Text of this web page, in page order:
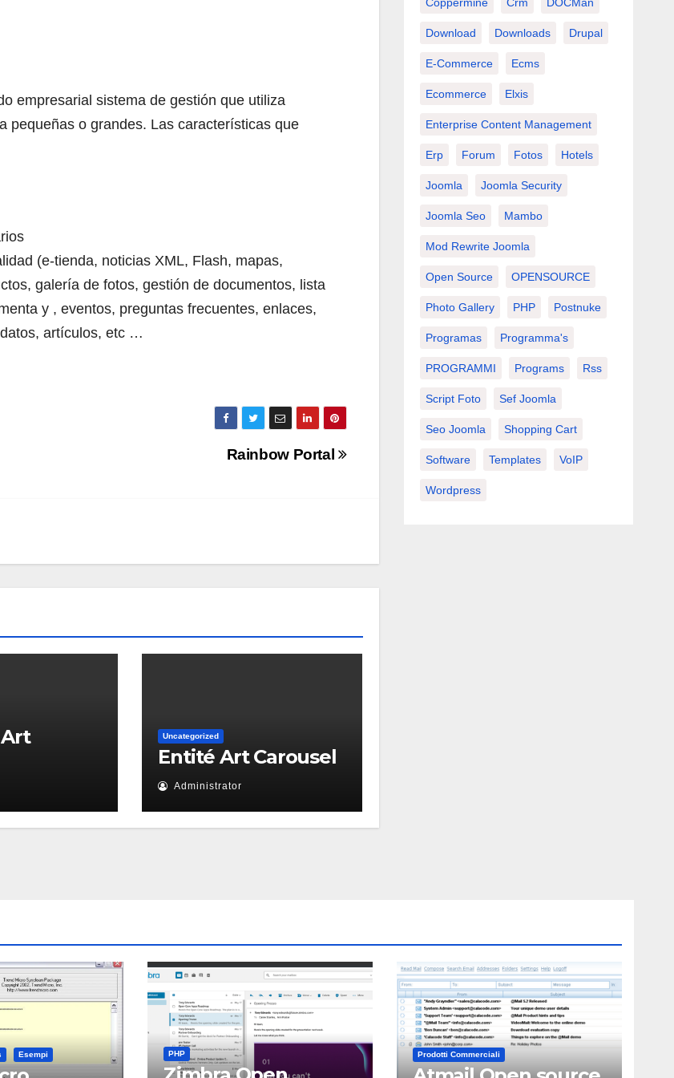
empresarial sistema de gestión que utiliza
pequeñas o grandes. Las características que
(e-tienda, noticias XML, Flash, mapas,
galería de fotos, gestión de documentos, lista
y , eventos, preguntas frecuentes, enlaces,
artículos, etc …
Rainbow Portal
Uncategorized
Entité Art Carousel
Administrator
Download Downloads Drupal
E-Commerce Ecms
Ecommerce Elxis
Enterprise Content Management
Erp Forum Fotos Hotels
Joomla Joomla Security
Joomla Seo Mambo
Mod Rewrite Joomla
Open Source OPENSOURCE
Photo Gallery PHP Postnuke
Programas Programma's
PROGRAMMI Programs Rss
Script Foto Sef Joomla
Seo Joomla Shopping Cart
Software Templates VoIP
Wordpress
Esempi PHP Prodotti Commerciali